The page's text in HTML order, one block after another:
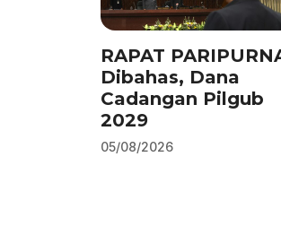
RAPAT
Dibahas, Dana
Cadangan Pilgub
2029
05/08/2026